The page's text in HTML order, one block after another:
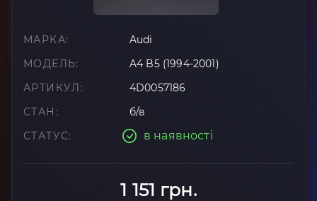
МАРКА:
Audi
МОДЕЛЬ:
A4 B5 (1994-2001)
АРТИКУЛ:
4D0057186
СТАН:
б/в
СТАТУС:
в наявності
1 151 грн.